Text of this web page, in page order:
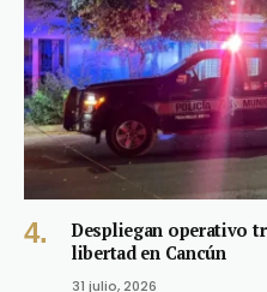
Despliegan operativo
libertad en Cancún
31 julio, 2026